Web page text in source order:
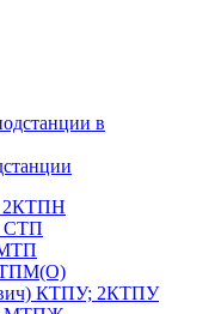
2КТПН
СТП
КТПУ; 2КТПУ